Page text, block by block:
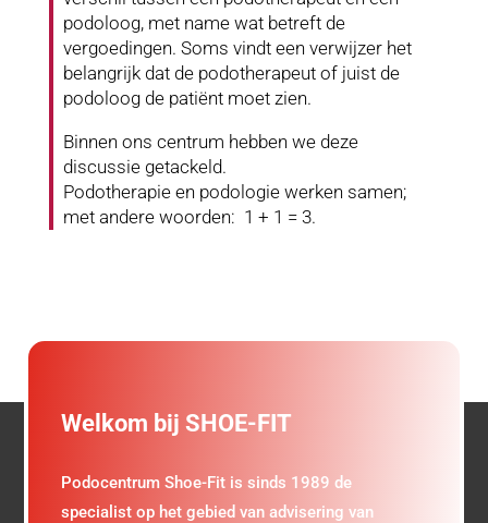
podoloog, met name wat betreft de
vergoedingen. Soms vindt een verwijzer het
belangrijk dat de podotherapeut of juist de
podoloog de patiënt moet zien.
Binnen ons centrum hebben we deze
discussie getackeld.
Podotherapie en podologie werken samen;
met andere woorden: 1 + 1 = 3.
Welkom bij SHOE-FIT
Podocentrum Shoe-Fit is sinds 1989 de
specialist op het gebied van advisering van